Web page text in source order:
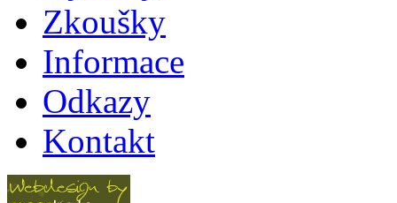
Zkoušky
Informace
Odkazy
Kontakt